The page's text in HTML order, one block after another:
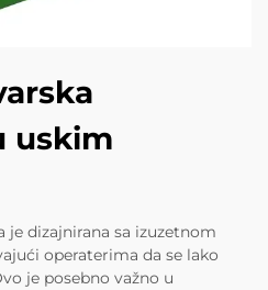
uskim
je dizajnirana sa izuzetnom
operaterima da se lako
je posebno važno u